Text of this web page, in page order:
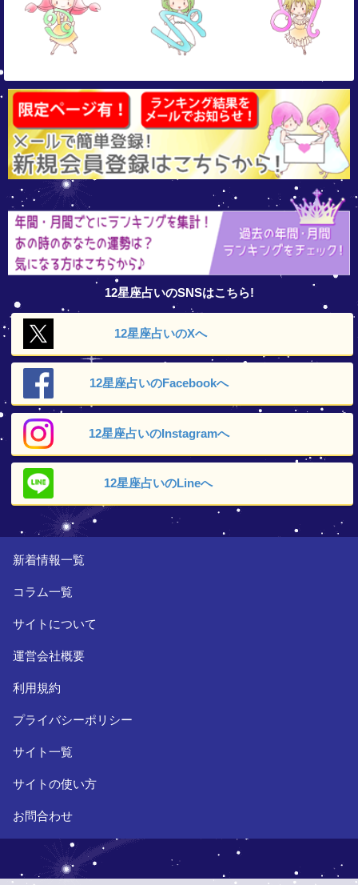
12星座占いのSNSはこちら!
12星座占いのXへ
12星座占いのFacebookへ
12星座占いのInstagramへ
12星座占いのLineへ
新着情報一覧
コラム一覧
サイトについて
運営会社概要
利用規約
プライバシーポリシー
サイト一覧
サイトの使い方
お問合わせ